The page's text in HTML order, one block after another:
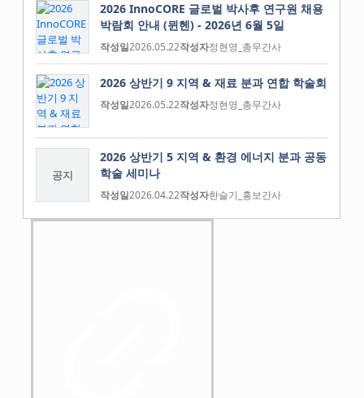
2026 InnoCORE 글로벌 박사후 연구원 채용
박람회 안내 (뮌헨) - 2026년 6월 5일
작성일2026.05.22작성자정현영_총무간사
2026 상반기 9 지역 & 재료 분과 연합 학술회
작성일2026.05.22작성자정현영_총무간사
공지
2026 상반기 5 지역 & 환경 에너지 분과 공동
학술 세미나
작성일2026.04.22작성자한슬기_홍보간사